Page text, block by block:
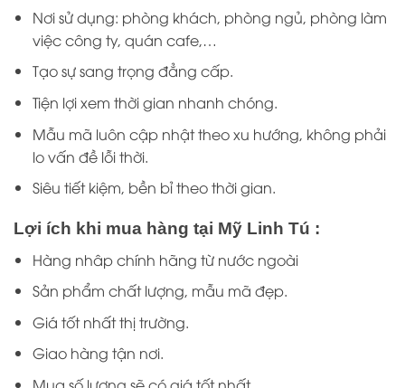
Nơi sử dụng: phòng khách, phòng ngủ, phòng làm
việc công ty, quán cafe,…
Tạo sự sang trọng đẳng cấp.
Tiện lợi xem thời gian nhanh chóng.
Mẫu mã luôn cập nhật theo xu hướng, không phải
lo vấn đề lỗi thời.
Siêu tiết kiệm, bền bỉ theo thời gian.
Lợi ích khi mua hàng tại Mỹ Linh Tú :
Hàng nhâp chính hãng từ nước ngoài
Sản phẩm chất lượng, mẫu mã đẹp.
Giá tốt nhất thị trường.
Giao hàng tận nơi.